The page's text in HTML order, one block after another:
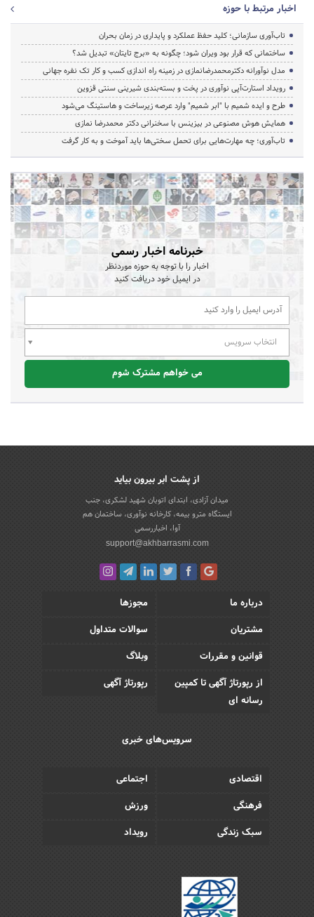
اخبار مرتبط با حوزه
تاب‌آوری سازمانی؛ کلید حفظ عملکرد و پایداری در زمان بحران
ساختمانی که قرار بود ویران شود؛ چگونه به «برج تایتان» تبدیل شد؟
مدل نوآورانه دکترمحمدرضانمازی در زمینه راه اندازی کسب و کار تک نفره جهانی
رویداد استارت‌آپی نوآوری در پخت و بسته‌بندی شیرینی سنتی قزوین
طرح و ایده شمیم با "ابر شمیم" وارد عرصه زیرساخت و هاستینگ می‌شود
همایش هوش مصنوعی در بیزینس با سخنرانی دکتر محمدرضا نمازی
تاب‌آوری؛ چه مهارت‌هایی برای تحمل سختی‌ها باید آموخت و به کار گرفت
خبرنامه اخبار رسمی
اخبار را با توجه به حوزه موردنظر
در ایمیل خود دریافت کنید
انتخاب سرویس
می خواهم مشترک شوم
از پشت ابر بیرون بیاید
میدان آزادی، ابتدای اتوبان شهید لشکری، جنب
ایستگاه مترو بیمه، کارخانه نوآوری، ساختمان هم
آوا، اخباررسمی
support@akhbarrasmi.com
درباره ما
مجوزها
مشتریان
سوالات متداول
قوانین و مقررات
وبلاگ
از رپورتاژ آگهی تا کمپین
رسانه ای
رپورتاژ آگهی
سرویس‌های خبری
اقتصادی
اجتماعی
فرهنگی
ورزش
سبک زندگی
رویداد